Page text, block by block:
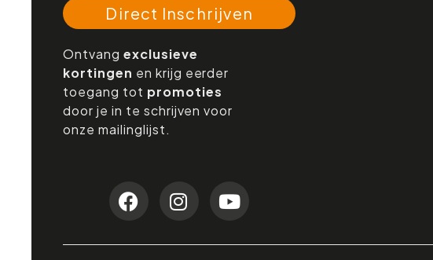
Direct Inschrijven
Ontvang exclusieve
kortingen en krijg eerder
toegang tot promoties
door je in te schrijven voor
onze mailinglijst.